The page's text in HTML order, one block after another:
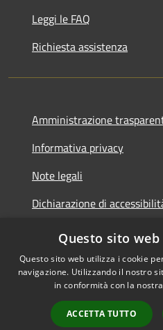
Leggi le FAQ
Richiesta assistenza
Amministrazione
Informativa privacy
Note legali
Dichiarazione di
RSS
Accessibilità
Questo sito
Questo sito web utilizza i cookie
navigazione. Utilizzando il nostro
in conformità con la
ACCETTA TUTTO